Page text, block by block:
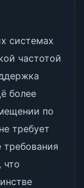
системах
частотой
более
по
требует
что